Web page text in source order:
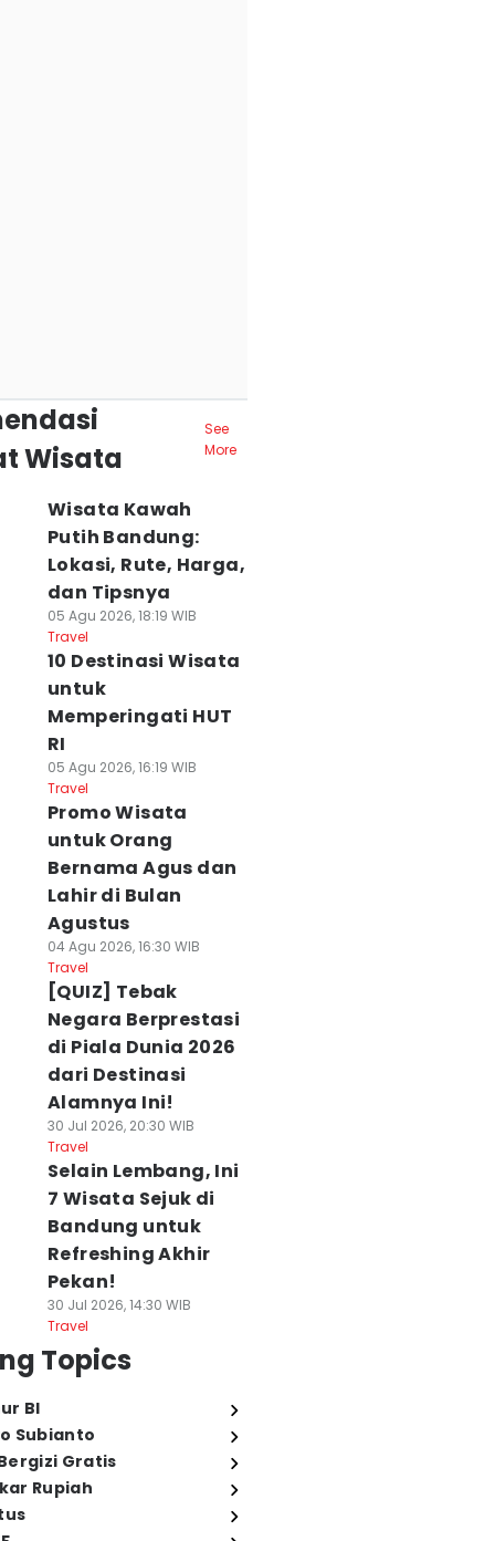
Wisata
See
More
Wisata Kawah
Putih Bandung:
Lokasi, Rute, Harga,
dan Tipsnya
05 Agu 2026, 18:19 WIB
Travel
10 Destinasi Wisata
untuk
Memperingati HUT
RI
05 Agu 2026, 16:19 WIB
Travel
Promo Wisata
untuk Orang
Bernama Agus dan
Lahir di Bulan
Agustus
04 Agu 2026, 16:30 WIB
Travel
[QUIZ] Tebak
Negara Berprestasi
di Piala Dunia 2026
dari Destinasi
Alamnya Ini!
30 Jul 2026, 20:30 WIB
Travel
Selain Lembang, Ini
7 Wisata Sejuk di
Bandung untuk
Refreshing Akhir
Pekan!
30 Jul 2026, 14:30 WIB
Travel
Topics
BI
Subianto
Gratis
Rupiah